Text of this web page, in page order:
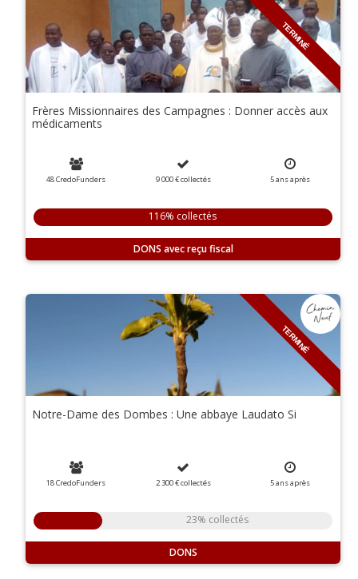
TERMINÉ
Frères Missionnaires des Campagnes : Donner accès aux
médicaments
48 CredoFunders 9 000 €collectés 5ansaprès
116% collectés
DONS
TERMINÉ
Notre-Dame des Dombes : Une abbaye Laudato Si
18 CredoFunders 2 300 €collectés 5ansaprès
23% collectés
DONS